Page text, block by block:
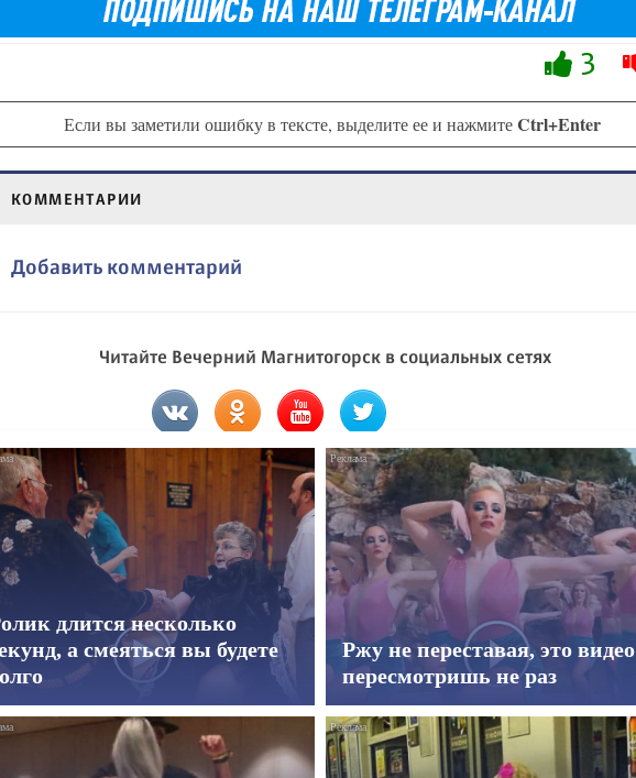
3
Если вы заметили ошибку в тексте, выделите ее и нажмитеCtrl+Enter
КОММЕНТАРИИ
Добавить комментарий
Читайте Вечерний Магнитогорск в социальных сетях
длится несколько
а смеяться вы будете
Ржу не переставая, это видео
пересмотришь не раз